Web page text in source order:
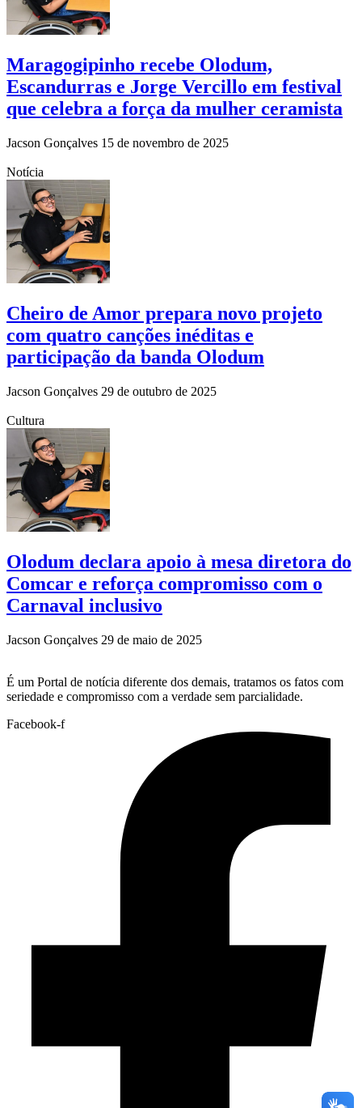
Maragogipinho recebe Olodum,
Escandurras e Jorge Vercillo em festival
que celebra a força da mulher ceramista
Jacson Gonçalves 15 de novembro de 2025
Notícia
Cheiro de Amor prepara novo projeto
com quatro canções inéditas e
participação da banda Olodum
Jacson Gonçalves 29 de outubro de 2025
Cultura
Olodum declara apoio à mesa diretora do
Comcar e reforça compromisso com o
Carnaval inclusivo
Jacson Gonçalves 29 de maio de 2025
É um Portal de notícia diferente dos demais, tratamos os fatos com
seriedade e compromisso com a verdade sem parcialidade.
Facebook-f